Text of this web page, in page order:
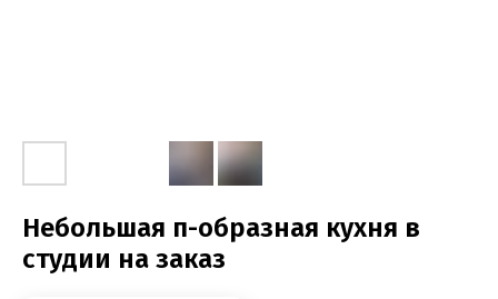
Небольшая п-образная кухня в
студии на заказ